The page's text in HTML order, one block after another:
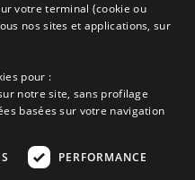
le site Armor-vacances sont sous
sont indicatives et non
par copyright Armor-vacances.
ne touche aucune commission
d'hébergements de
annonces de location DE
vous devez obtenir du
votre terminal (cookie ou
nos sites et applications, sur
pour :
notre site, sans profilage
basées sur votre navigation
PERFORMANCE